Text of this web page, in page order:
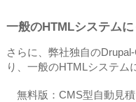
一般のHTMLシステム
さらに、弊社独自の
り、一般のHTMLシステム
無料版：CMS型自動見